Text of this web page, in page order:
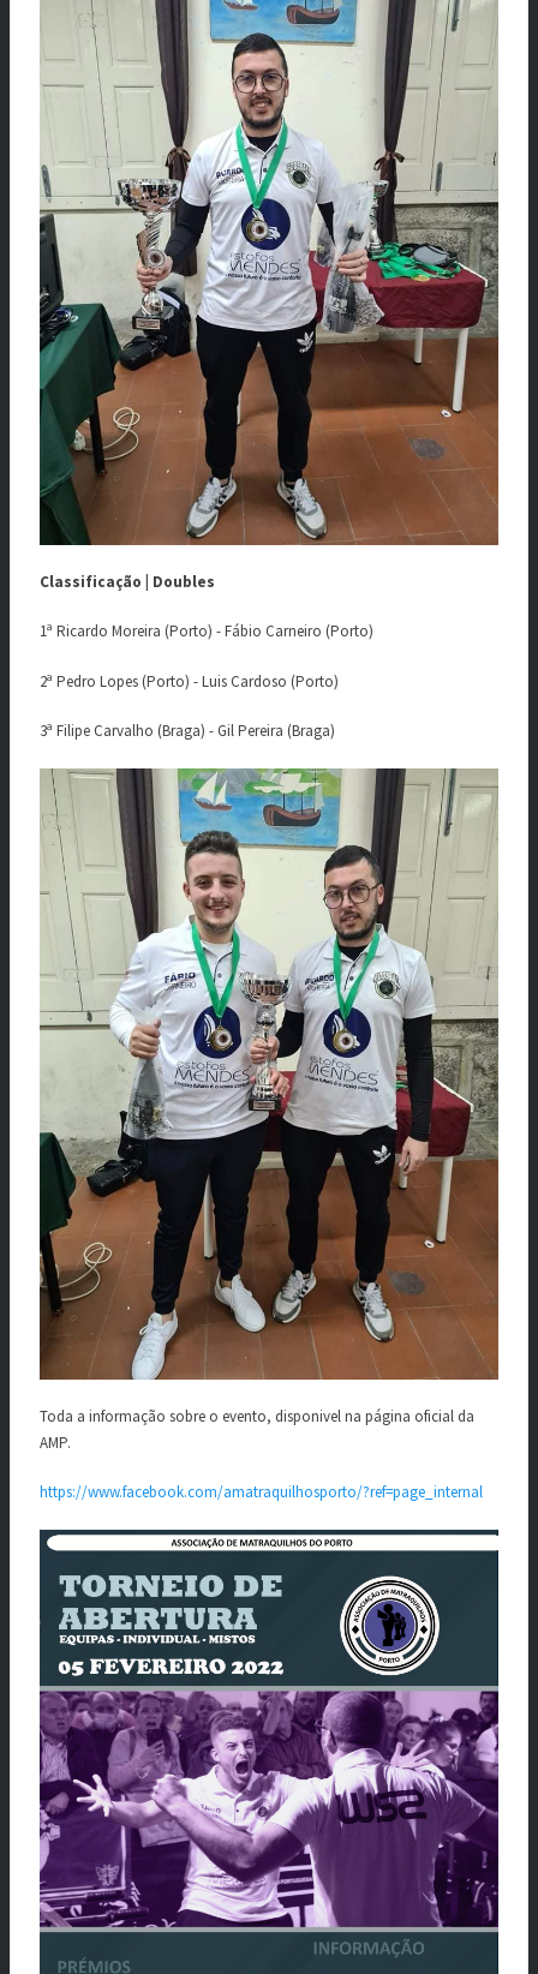
Classificação | Doubles
1ª Ricardo Moreira (Porto) - Fábio Carneiro (Porto)
2ª Pedro Lopes (Porto) - Luis Cardoso (Porto)
3ª Filipe Carvalho (Braga) - Gil Pereira (Braga)
Toda a informação sobre o evento, disponivel na página oficial da
AMP.
https://www.facebook.com/amatraquilhosporto/?ref=page_internal